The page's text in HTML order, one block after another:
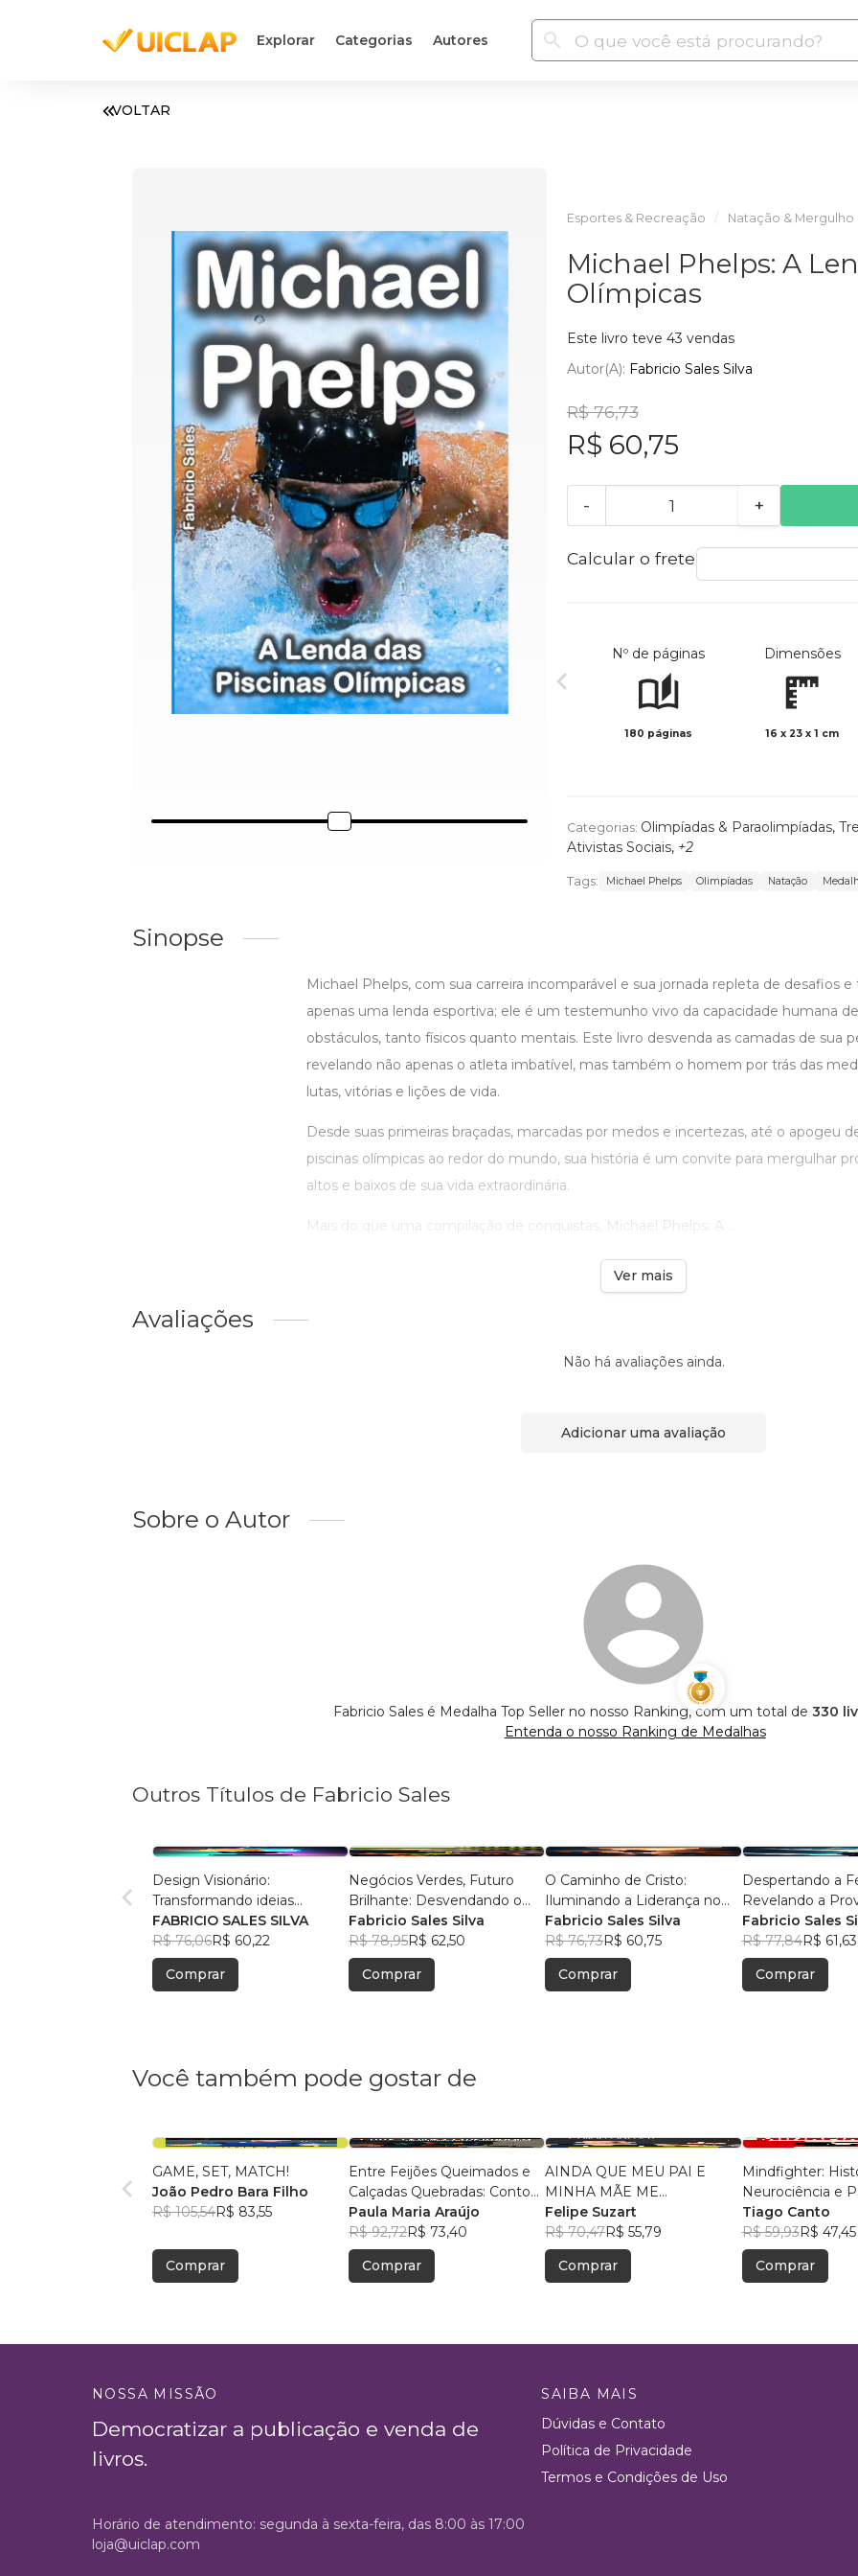
Explorar Categorias Autores
VOLTAR
Esportes & Recreação Natação & Mergulho
Michael Phelps: A
Olímpicas
Este livro teve 43 vendas
Autor(a): Fabricio Sales Silva
R$ 76,73
R$ 60,75
- +
Calcular o frete
Nº de páginas
180 páginas
Dimensões
16 x 23 x 1 cm
Categorias: Olimpíadas & Paraolimpíadas,
Ativistas Sociais, +2
Tags: Michael Phelps Olimpíadas Natação
Sinopse
Michael Phelps, com sua carreira incomparável e sua jornada repleta de desafios e
apenas uma lenda esportiva; ele é um testemunho vivo da capacidade humana
obstáculos, tanto físicos quanto mentais. Este livro desvenda as camadas de sua
revelando não apenas o atleta imbatível, mas também o homem por trás das
lutas, vitórias e lições de vida.
Desde suas primeiras braçadas, marcadas por medos e incertezas, até o apogeu
piscinas olímpicas ao redor do mundo, sua história é um convite para mergulhar
altos e baixos de sua vida extraordinária.
Mais do que uma compilação de conquistas, Michael Phelps: A ...
Ver mais
Avaliações
Não há avaliações ainda.
Adicionar uma avaliação
Sobre o Autor
Fabricio Sales é Medalha Top Seller no nosso Ranking, com um total de 330
Entenda o nosso Ranking de Medalhas
Outros Títulos de Fabricio Sales
Design Visionário:
Transformando ideias
comuns em negócios
extraordinários
FABRICIO SALES SILVA
R$ 76,06R$ 60,22
Comprar
Negócios Verdes, Futuro
Brilhante: Desvendando o
Potencial Sustentável
Fabricio Sales Silva
R$ 78,95R$ 62,50
Comprar
O Caminho de Cristo:
Iluminando a Liderança no
Mundo Moderno
Fabricio Sales Silva
R$ 76,73R$ 60,75
Comprar
Despertando a
Revelando a
Existência de
Fabricio Sales
R$ 77,84R$ 61,63
Comprar
Você também pode gostar de
GAME, SET, MATCH!
João Pedro Bara Filho
R$ 105,54R$ 83,55
Comprar
Entre Feijões Queimados e
Calçadas Quebradas: Contos
Autobiográficos e Reflexões
Críticas sobre Desigualdades
e Políticas Públicas
Paula Maria Araújo
R$ 92,72R$ 73,40
Comprar
AINDA QUE MEU PAI E
MINHA MÃE ME
ABANDONEM!
Felipe Suzart
R$ 70,47R$ 55,79
Comprar
Mindfighter:
Neurociência e
Esporte para Lutas
Tiago Canto
R$ 59,93R$ 47,45
Comprar
NOSSA MISSÃO
Democratizar a publicação e venda de
livros.
SAIBA MAIS
Dúvidas e Contato
Política de Privacidade
Termos e Condições de Uso
Horário de atendimento: segunda à sexta-feira, das 8:00 às 17:00
loja@uiclap.com